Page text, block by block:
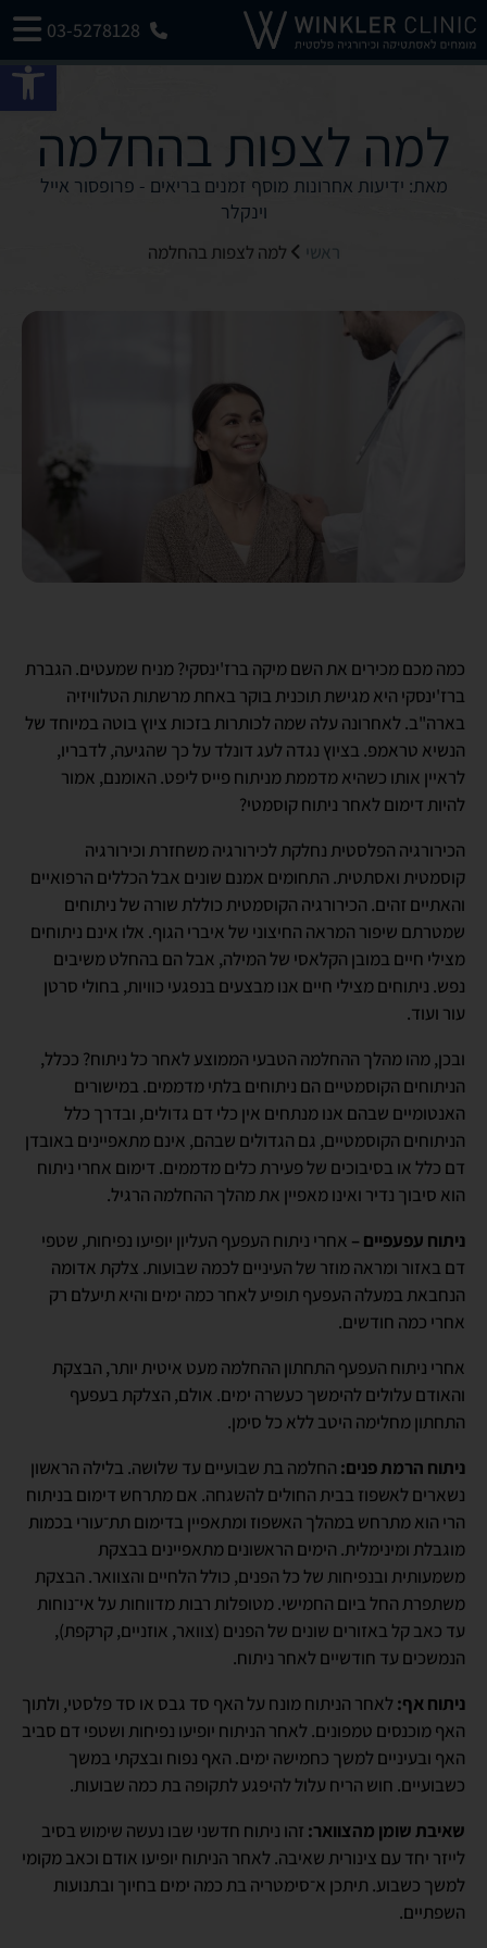
03-5278128
למה לצפות בהחלמה
מאת: ידיעות אחרונות מוסף זמנים בריאים - פרופסור אייל
וינקלר
ראשי למה לצפות בהחלמה
כמה מכם מכירים את השם מיקה ברז'ינסקי? מניח שמעטים. הגברת
ברז'ינסקי היא מגישת תוכנית בוקר באחת מרשתות הטלוויזיה
בארה"ב. לאחרונה עלה שמה לכותרות בזכות ציוץ בוטה במיוחד של
הנשיא טראמפ. בציוץ נגדה לעג דונלד על כך שהגיעה, לדבריו,
לראיין אותו כשהיא מדממת מניתוח פייס ליפט. האומנם, אמור
להיות דימום לאחר ניתוח קוסמטי?
הכירורגיה הפלסטית נחלקת לכירורגיה משחזרת וכירורגיה
קוסמטית ואסתטית. התחומים אמנם שונים אבל הכללים הרפואיים
והאתיים זהים. הכירורגיה הקוסמטית כוללת שורה של ניתוחים
שמטרתם שיפור המראה החיצוני של איברי הגוף. אלו אינם ניתוחים
מצילי חיים במובן הקלאסי של המילה, אבל הם בהחלט משיבים
נפש. ניתוחים מצילי חיים אנו מבצעים בנפגעי כוויות, בחולי סרטן
עור ועוד.
ובכן, מהו מהלך ההחלמה הטבעי הממוצע לאחר כל ניתוח? ככלל,
הניתוחים הקוסמטיים הם ניתוחים בלתי מדממים. במישורים
האנטומיים שבהם אנו מנתחים אין כלי דם גדולים, ובדרך כלל
הניתוחים הקוסמטיים, גם הגדולים שבהם, אינם מתאפיינים באובדן
דם כלל או בסיבוכים של פעירת כלים מדממים. דימום אחרי ניתוח
הוא סיבוך נדיר ואינו מאפיין את מהלך ההחלמה הרגיל.
ניתוח עפעפיים – אחרי ניתוח העפעף העליון יופיעו נפיחות, שטפי
דם באזור ומראה מוזר של העיניים לכמה שבועות. צלקת אדומה
הנחבאת במעלה העפעף תופיע לאחר כמה ימים והיא תיעלם רק
אחרי כמה חודשים.
אחרי ניתוח העפעף התחתון ההחלמה מעט איטית יותר, הבצקת
והאודם עלולים להימשך כעשרה ימים. אולם, הצלקת בעפעף
התחתון מחלימה היטב ללא כל סימן.
ניתוח הרמת פנים: החלמה בת שבועיים עד שלושה. בלילה הראשון
נשארים לאשפוז בבית החולים להשגחה. אם מתרחש דימום בניתוח
הרי הוא מתרחש במהלך האשפוז ומתאפיין בדימום תת־עורי בכמות
מוגבלת ומינימלית. הימים הראשונים מתאפיינים בבצקת
משמעותית ובנפיחות של כל הפנים, כולל הלחיים והצוואר. הבצקת
משתפרת החל ביום החמישי. מטופלות רבות מדווחות על אי־נוחות
עד כאב קל באזורים שונים של הפנים (צוואר, אוזניים, קרקפת),
הנמשכים עד חודשיים לאחר ניתוח.
ניתוח אף: לאחר הניתוח מונח על האף סד גבס או סד פלסטי, ולתוך
האף מוכנסים טמפונים. לאחר הניתוח יופיעו נפיחות ושטפי דם סביב
האף ובעיניים למשך כחמישה ימים. האף נפוח ובצקתי במשך
כשבועיים. חוש הריח עלול להיפגע לתקופה בת כמה שבועות.
שאיבת שומן מהצוואר: זהו ניתוח חדשני שבו נעשה שימוש בסיב
לייזר יחד עם צינורית שאיבה. לאחר הניתוח יופיעו אודם וכאב מקומי
למשך כשבוע. תיתכן א־סימטריה בת כמה ימים בחיוך ובתנועות
השפתיים.